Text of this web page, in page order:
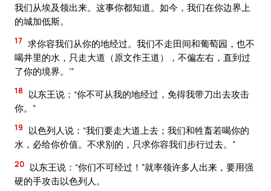
我们从埃及领出来。这事你都知道。如今，我们在你边界上
的城加低斯。
17 求你容我们从你的地经过。我们不走田间和葡萄园，也不
喝井里的水，只走大道（原文作王道），不偏左右，直到过
了你的境界。’”
18
以东王说：“你不可从我的地经过，免得我带刀出去攻击
你。”
19
以色列人说：“我们要走大道上去；我们和牲畜若喝你的
水，必给你价值。不求别的，只求你容我们步行过去。”
20 以东王说：“你们不可经过！”就率领许多人出来，要用强
硬的手攻击以色列人。